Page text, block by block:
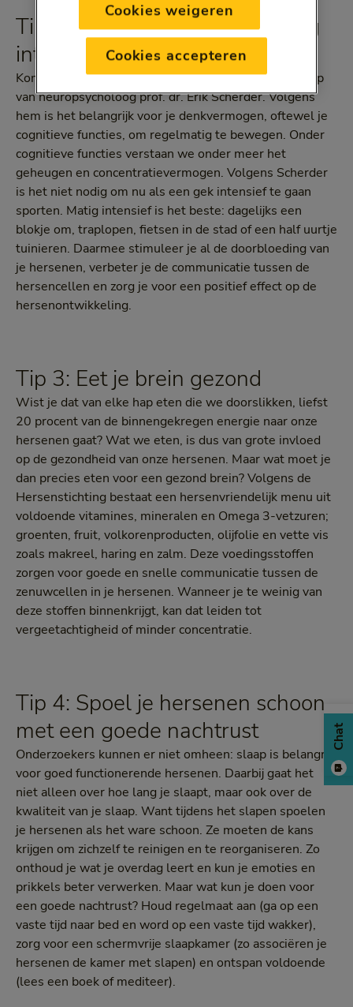
Tip 2: Beweeg! Maar wel matig
intensief
Kom uit die luie stoel en beweeg! Dat is de boodschap
van neuropsycholoog prof. dr. Erik Scherder. Volgens
hem is het belangrijk voor je denkvermogen, oftewel je
cognitieve functies, om regelmatig te bewegen. Onder
cognitieve functies verstaan we onder meer het
geheugen en concentratievermogen. Volgens Scherder
is het niet nodig om nu als een gek intensief te gaan
sporten. Matig intensief is het beste: dagelijks een
blokje om, traplopen, fietsen in de stad of een half uurtje
tuinieren. Daarmee stimuleer je al de doorbloeding van
je hersenen, verbeter je de communicatie tussen de
hersencellen en zorg je voor een positief effect op de
hersenontwikkeling.
Tip 3: Eet je brein gezond
Wist je dat van elke hap eten die we doorslikken, liefst
20 procent van de binnengekregen energie naar onze
hersenen gaat? Wat we eten, is dus van grote invloed
op de gezondheid van onze hersenen. Maar wat moet je
dan precies eten voor een gezond brein? Volgens de
Hersenstichting bestaat een hersenvriendelijk menu uit
voldoende vitamines, mineralen en Omega 3-vetzuren;
groenten, fruit, volkorenproducten, olijfolie en vette vis
zoals makreel, haring en zalm. Deze voedingsstoffen
zorgen voor goede en snelle communicatie tussen de
zenuwcellen in je hersenen. Wanneer je te weinig van
deze stoffen binnenkrijgt, kan dat leiden tot
vergeetachtigheid of minder concentratie.
Tip 4: Spoel je hersenen schoon
met een goede nachtrust
Onderzoekers kunnen er niet omheen: slaap is belangrijk
voor goed functionerende hersenen. Daarbij gaat het
niet alleen over hoe lang je slaapt, maar ook over de
kwaliteit van je slaap. Want tijdens het slapen spoelen
je hersenen als het ware schoon. Ze moeten de kans
krijgen om zichzelf te reinigen en te reorganiseren. Zo
onthoud je wat je overdag leert en kun je emoties en
prikkels beter verwerken. Maar wat kun je doen voor
een goede nachtrust? Houd regelmaat aan (ga op een
vaste tijd naar bed en word op een vaste tijd wakker),
zorg voor een schermvrije slaapkamer (zo associëren je
hersenen de kamer met slapen) en ontspan voldoende
(lees een boek of mediteer).
Chat
Cookies weigeren
Cookies accepteren